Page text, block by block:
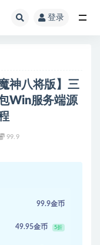
登录
神八将版】三
Win服务端源
99.9
99.9金币
49.95金币 5折